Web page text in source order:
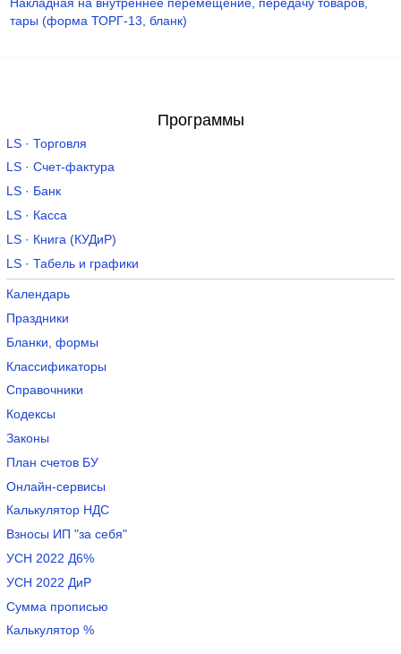
Накладная на внутреннее перемещение, передачу товаров,
тары (форма ТОРГ-13, бланк)
Программы
LS · Торговля
LS · Счет-фактура
LS · Банк
LS · Касса
LS · Книга (КУДиР)
LS · Табель и графики
Календарь
Праздники
Бланки, формы
Классификаторы
Справочники
Кодексы
Законы
План счетов БУ
Онлайн-сервисы
Калькулятор НДС
Взносы ИП "за себя"
УСН 2022 Д6%
УСН 2022 ДиР
Сумма прописью
Калькулятор %